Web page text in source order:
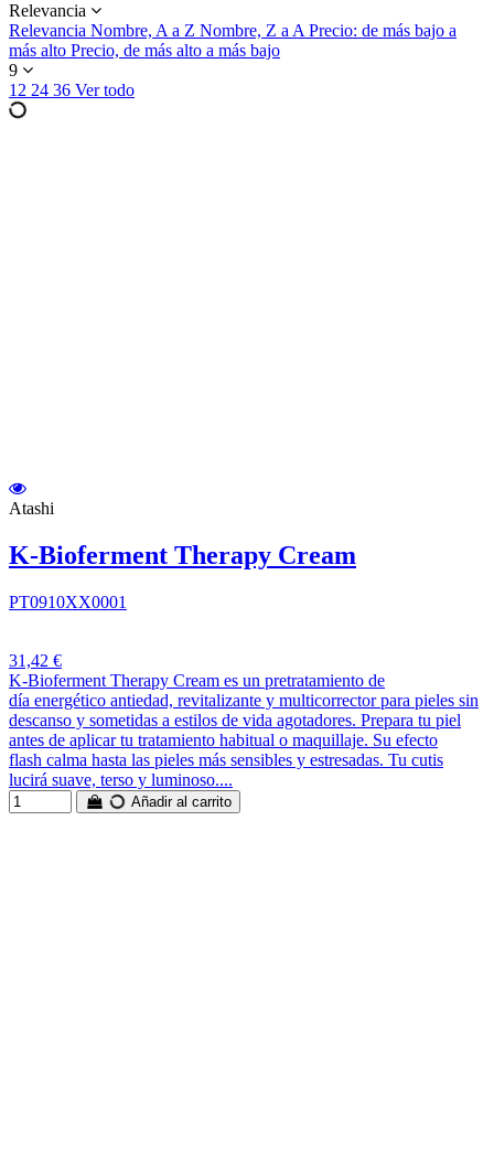
Relevancia
Relevancia Nombre, A a Z Nombre, Z a A Precio: de más bajo a
más alto Precio, de más alto a más bajo
9
12 24 36 Ver todo
Atashi
K-Bioferment Therapy Cream
PT0910XX0001
31,42 €
K-Bioferment Therapy Cream es un pretratamiento de
día energético antiedad, revitalizante y multicorrector para pieles sin
descanso y sometidas a estilos de vida agotadores. Prepara tu piel
antes de aplicar tu tratamiento habitual o maquillaje. Su efecto
flash calma hasta las pieles más sensibles y estresadas. Tu cutis
lucirá suave, terso y luminoso....
Añadir al carrito